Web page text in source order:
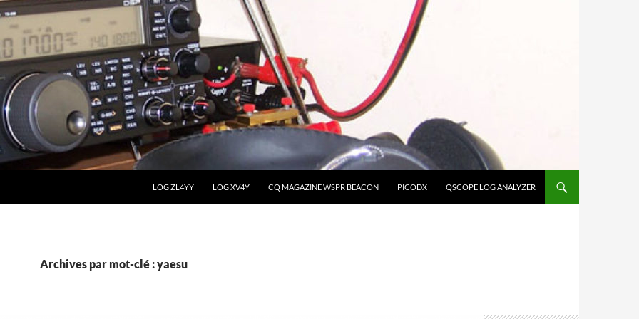
LOG ZL4YY LOG XV4Y CQ MAGAZINE WSPR BEACON PICODX QSCOPE LOG ANALYZER
Archives par mot-clé : yaesu